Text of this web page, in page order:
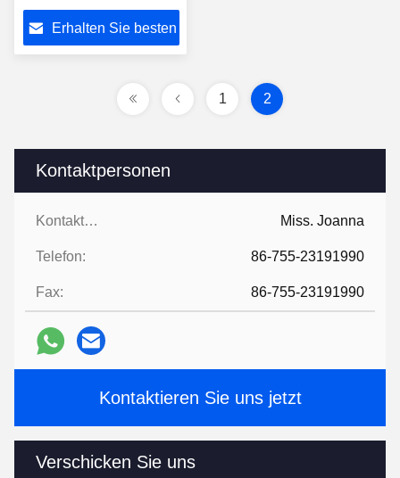
Kontaktpersonen
Kontaktpersonen: Miss. Joanna
Telefon: 86-755-23191990
Fax: 86-755-23191990
Kontaktieren Sie uns jetzt
Verschicken Sie uns
Erhalten Sie besten
1 2